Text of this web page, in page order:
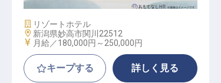
施設業態
リゾートホテル
勤務地
新潟県妙高市関川22512
給与
月給／180,000円～ 250,000円
キープする 詳しく見る